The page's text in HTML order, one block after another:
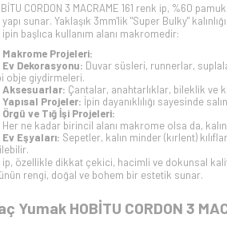
CORDON 3 MACRAME 161 renk ip, %60
yapı sunar. Yaklaşık 3mm'lik "Super Bulky"
ipin başlıca kullanım alanı makromedir:
Makrome Projeleri:
Ev Dekorasyonu: Duvar süsleri, runnerlar,
obje giydirmeleri.
Aksesuarlar: Çantalar, anahtarlıklar, bileklik ve
Yapısal Projeler: İpin dayanıklılığı sayesinde
Örgü ve Tığ İşi Projeleri:
Her ne kadar birincil alanı makrome olsa da,
Ev Eşyaları: Sepetler, kalın minder (kırlent)
ip, özellikle dikkat çekici, hacimli ve dokunsal
rengi, doğal ve bohem bir estetik sunar.
Yumak HOBİTU CORDON 3